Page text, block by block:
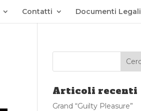
Contatti Documenti Legali
Articoli recenti
Grand “Guilty Pleasure”